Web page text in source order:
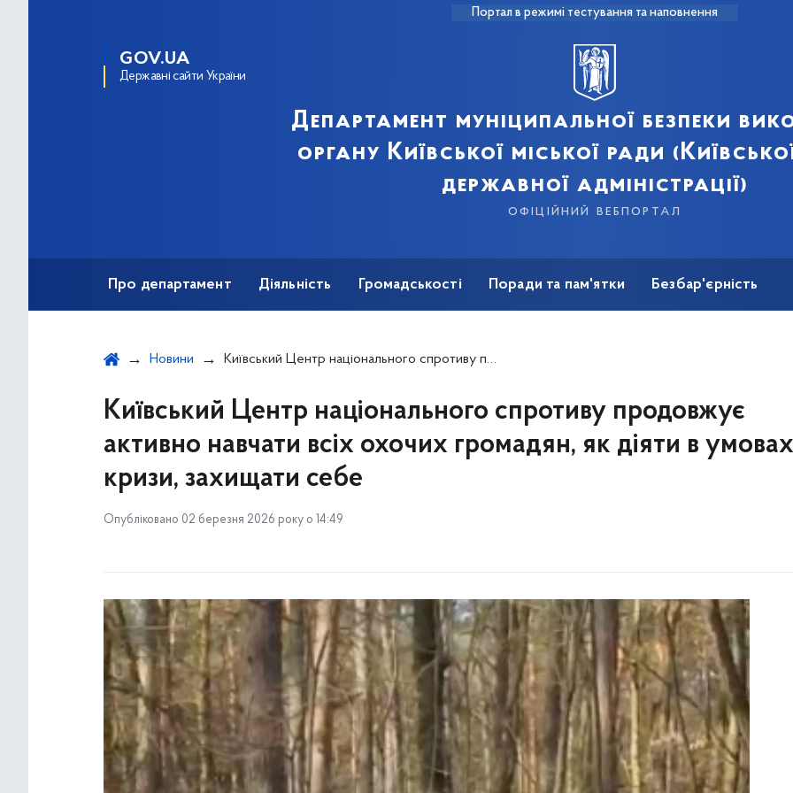
Портал в режимі тестування та наповнення
GOV.UA
Державні сайти України
Департамент муніципальної безпеки
органу Київської міської ради
державної адміністрації)
офіційний вебпортал
Про департамент Діяльність Громадськості Поради та пам'ятки Безбар'єрність
Новини Київський Центр національного спротиву продовжує активно навчати всіх охочих громадян, як діяти в умовах кризи, захищати себе
Київський Центр національного спротиву продовжує
активно навчати всіх охочих громадян, як діяти в умовах
кризи, захищати себе
Опубліковано 02 березня 2026 року о 14:49